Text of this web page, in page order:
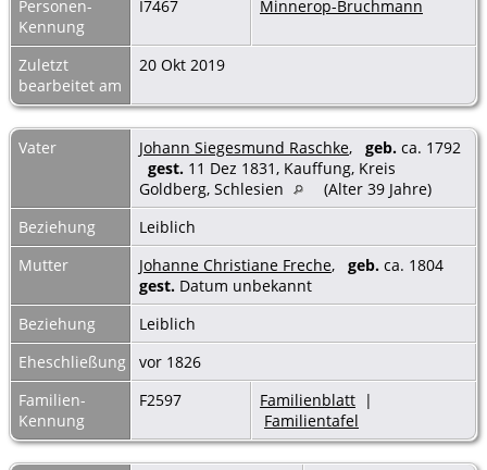
Personen-
Kennung
I7467 Minnerop-Bruchmann
Zuletzt
bearbeitet am
20 Okt 2019
Vater Johann Siegesmund Raschke, geb. ca. 1792
gest. 11 Dez 1831, Kauffung, Kreis
Goldberg, Schlesien
(Alter 39 Jahre)
Beziehung
Leiblich
Mutter
Johanne Christiane Freche, geb. ca. 1804
gest. Datum unbekannt
Beziehung
Leiblich
Eheschließung
vor 1826
Familien-
Kennung
F2597 Familienblatt |
Familientafel